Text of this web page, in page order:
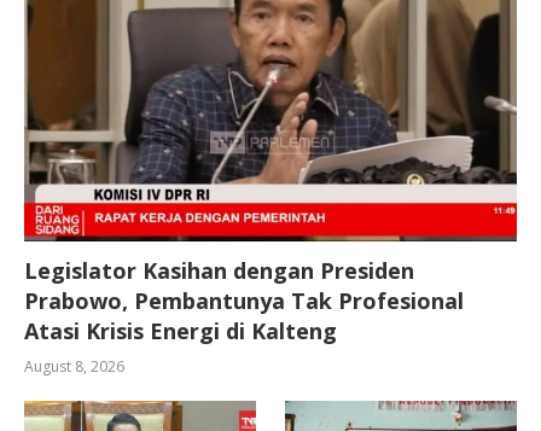
Legislator Kasihan dengan Presiden
Prabowo, Pembantunya Tak Profesional
Atasi Krisis Energi di Kalteng
August 8, 2026